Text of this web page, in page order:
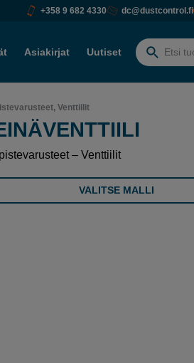
+358 9 682 4330 dc@dustcontrol.fi
Asiakirjat Uutiset
Etsiä:
Venttiilit
– Venttiilit
VALITSE MALLI